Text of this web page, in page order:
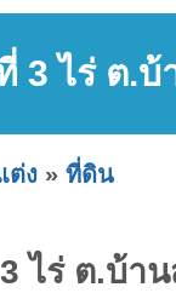
3 ไร่ ต.
ต่ง » ที่ดิน
ไร่ ต.บ้า